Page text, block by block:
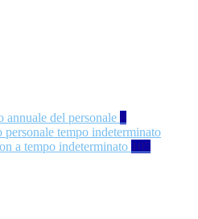
annuale del personale 8
personale tempo indeterminato
a tempo indeterminato 105